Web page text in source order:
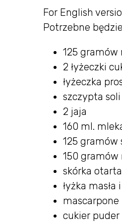
For English
Potrzebne
125 gramów
2 łyżeczki
łyżeczka
szczypta soli
2 jaja
160 ml.
125 gramów
150 gramów
skórka
łyżka
mascarpone
cukier puder